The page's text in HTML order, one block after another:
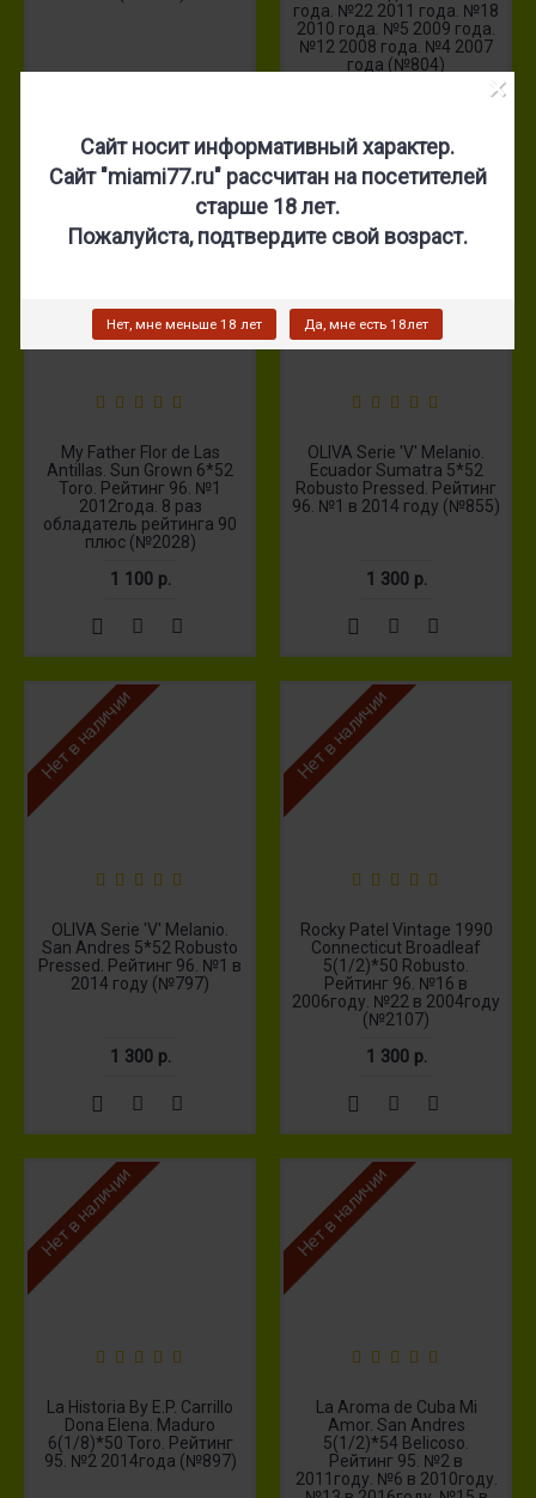
Сайт носит информативный характер.
Сайт "miami77.ru" рассчитан на посетителей
старше 18 лет.
Пожалуйста, подтвердите свой возраст.
Нет, мне меньше 18 лет Да, мне есть 18лет
×
года. №22 2011 года. №18
2010 года. №5 2009 года.
№12 2008 года. №4 2007
года (№804)
Нет в наличии
My Father Flor de Las
Antillas. Sun Grown 6*52
Toro. Рейтинг 96. №1
2012года. 8 раз
обладатель рейтинга 90
плюс (№2028)
1 100 р.
Нет в наличии
OLIVA Serie 'V' Melanio.
Ecuador Sumatra 5*52
Robusto Pressed. Рейтинг
96. №1 в 2014 году (№855)
1 300 р.
Нет в наличии
OLIVA Serie 'V' Melanio.
San Andres 5*52 Robusto
Pressed. Рейтинг 96. №1 в
2014 году (№797)
1 300 р.
Нет в наличии
Rocky Patel Vintage 1990
Connecticut Broadleaf
5(1/2)*50 Robusto.
Рейтинг 96. №16 в
2006году. №22 в 2004году
(№2107)
1 300 р.
Нет в наличии
La Historia By E.P. Carrillo
Dona Elena. Maduro
6(1/8)*50 Toro. Рейтинг
95. №2 2014года (№897)
Нет в наличии
La Aroma de Cuba Mi
Amor. San Andres
5(1/2)*54 Belicoso.
Рейтинг 95. №2 в
2011году. №6 в 2010году.